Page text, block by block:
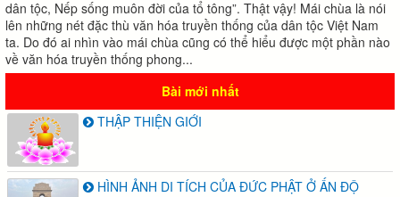
dân tộc, Nếp sống muôn đời của tổ tông”. Thật vậy! Mái chùa là nói
lên những nét đặc thù văn hóa truyền thống của dân tộc Việt Nam
ta. Do đó ai nhìn vào mái chùa cũng có thể hiểu được một phần nào
về văn hóa truyền thống phong...
Bài mới nhất
THẬP THIỆN GIỚI
HÌNH ẢNH DI TÍCH CỦA ĐỨC PHẬT Ở ẤN ĐỘ